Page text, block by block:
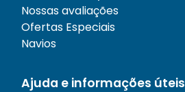
Nossas avaliações
Ofertas Especiais
Navios
Ajuda e informações úteis